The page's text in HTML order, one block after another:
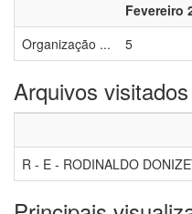
Fevereiro
Organização ...
5
Arquivos visitados
R - E - RODINALDO